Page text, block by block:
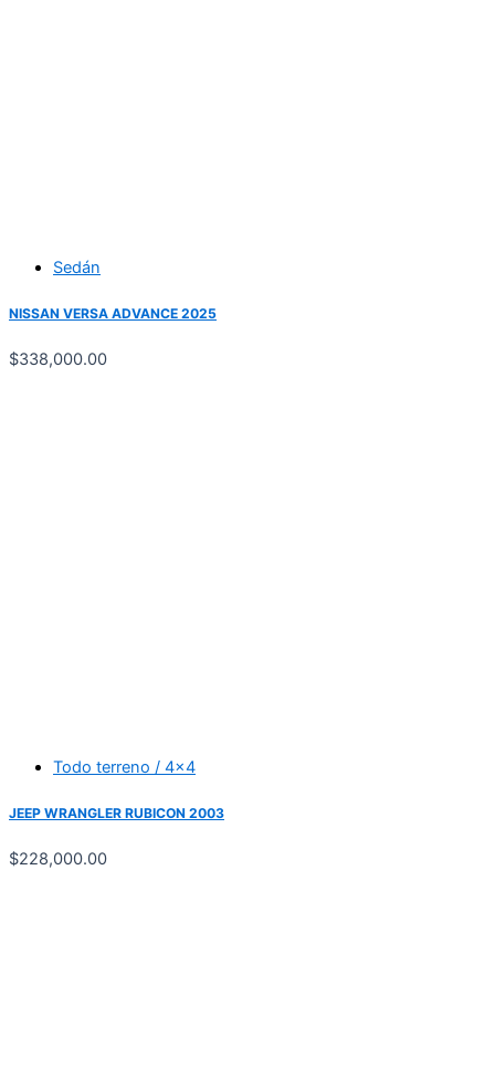
Sedán
NISSAN VERSA ADVANCE 2025
$338,000.00
Todo terreno / 4x4
JEEP WRANGLER RUBICON 2003
$228,000.00